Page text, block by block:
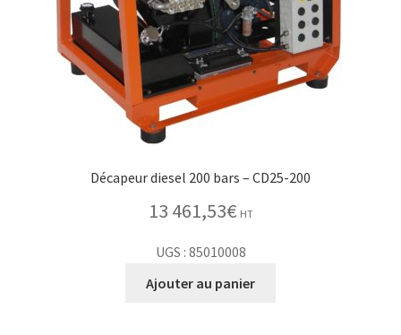
Décapeur diesel 200 bars – CD25-200
13 461,53€ HT
UGS : 85010008
Ajouter au panier